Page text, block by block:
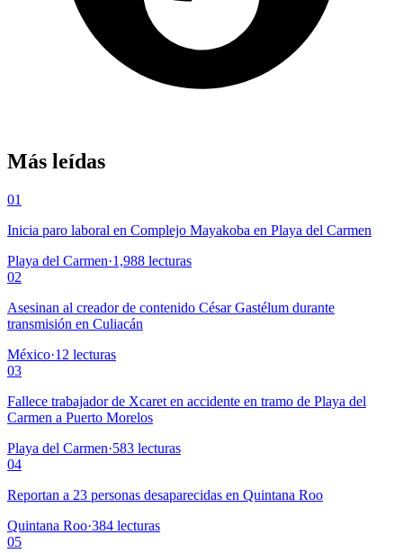
Más leídas
01
Inicia paro laboral en Complejo Mayakoba en Playa del Carmen
Playa del Carmen·1,988 lecturas
02
Asesinan al creador de contenido César Gastélum durante
transmisión en Culiacán
México·12 lecturas
03
Fallece trabajador de Xcaret en accidente en tramo de Playa del
Carmen a Puerto Morelos
Playa del Carmen·583 lecturas
04
Reportan a 23 personas desaparecidas en Quintana Roo
Quintana Roo·384 lecturas
05